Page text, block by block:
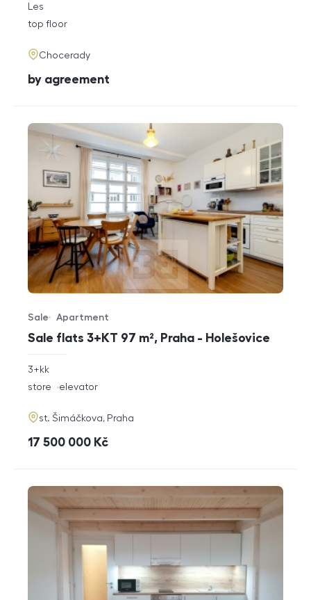
rozměry
disposition
Les
funkce
top floor
adresa
Chocerady
cena
by agreement
Sale flats 3+KT 97 m², Praha - Holešovice
Offer type
Sale
Property type
Apartment
rozměry
3+kk
funkce
store elevator
adresa
st. Šimáčkova, Praha
cena
17 500 000 Kč